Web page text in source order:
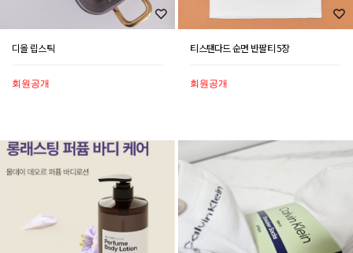
디올 립스틱
회원공개
티스탠다드 순면 반팔티 5장
회원공개